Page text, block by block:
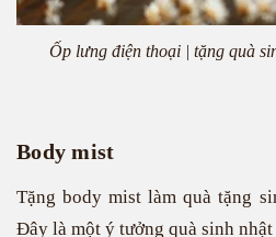
Ốp lưng điện thoại | tặng quà
Body mist
Tặng body mist làm quà tặng
Đây là một ý tưởng quà sinh